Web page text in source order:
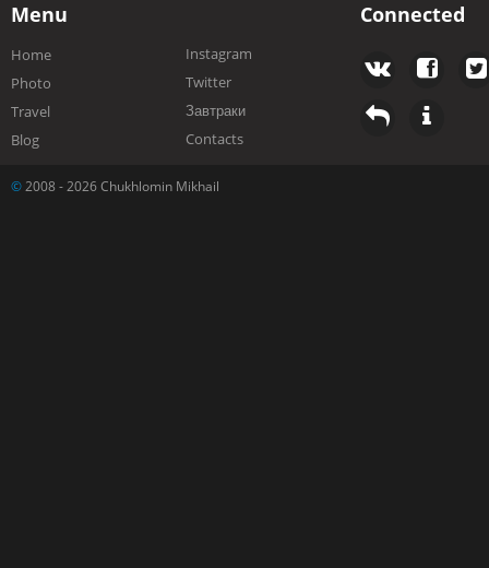
Menu
Home
Photo
Travel
Blog
Instagram
Twitter
Завтраки
Contacts
Connected
© 2008 - 2026 Chukhlomin Mikhail